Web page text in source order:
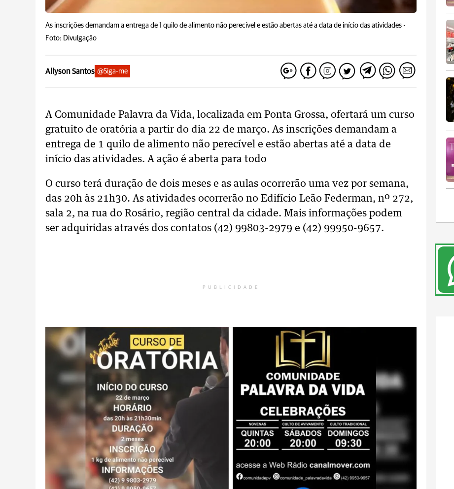
As inscrições demandam a entrega de 1 quilo de alimento não perecível e estão abertas até a data de início das atividades -
Foto: Divulgação
Allyson Santos @Siga-me
A Comunidade Palavra da Vida, localizada em Ponta Grossa, ofertará um curso
gratuito de oratória a partir do dia 22 de março. As inscrições demandam a
entrega de 1 quilo de alimento não perecível e estão abertas até a data de
início das atividades. A ação é aberta para todo
O curso terá duração de dois meses e as aulas ocorrerão uma vez por semana,
das 20h às 21h30. As atividades ocorrerão no Edifício Leão Federman, nº 272,
sala 2, na rua do Rosário, região central da cidade. Mais informações podem
ser adquiridas através dos contatos (42) 99803-2979 e (42) 99950-9657.
PUBLICIDADE